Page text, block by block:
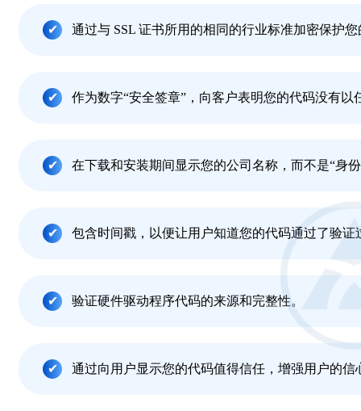
通过与 SSL 证书所用的相同的行业标准加密保护
作为数字“安全签章”，向客户表明您的代码没有以
在下载和安装期间显示您的公司名称，而不是“身
包含时间戳，以便让用户知道您的代码通过了验证
验证硬件驱动程序代码的来源和完整性。
通过向用户显示您的代码值得信任，增强用户的信